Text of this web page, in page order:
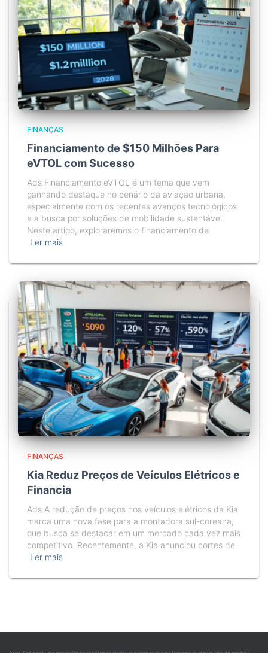
FINANÇAS
Financiamento de $150 Milhões Para
eVTOL com Sucesso
Ads Financiamento eVTOL é um tema que vem
ganhando destaque no cenário da aviação urbana,
especialmente com os recentes avanços tecnológicos
e a busca por soluções de mobilidade sustentável.
Neste artigo, exploraremos o financiamento de
Ler mais
FINANÇAS
Kia Reduz Preços de Veículos Elétricos e
Financia
Ads A redução de preços nos veículos elétricos da Kia
marca uma nova fase para a montadora sul-coreana,
que busca se destacar em um mercado cada vez mais
competitivo. Recentemente, a Kia anunciou cortes de
Ler mais